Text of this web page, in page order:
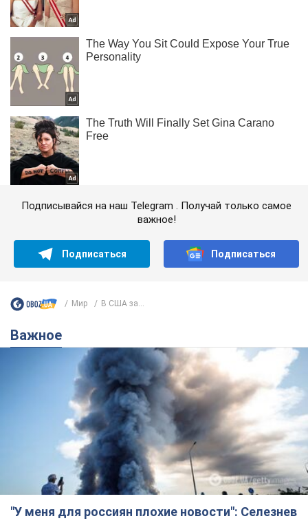
Подписывайся на наш Telegram . Получай только самое
важное!
Подписаться Подписаться
Мир В США за...
Важное
"У меня для россиян плохие новости": Селезнев